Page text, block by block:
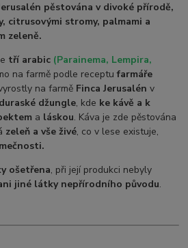
pěstována v divoké přírodě,
citrusovými stromy, palmami a
zeleně.
tří arabic (Parainema, Lempira,
na farmě podle receptufarmáře
na farmě Finca Jerusalén v
džungle, kde ke kávě a k
a láskou. Káva je zde pěstována
zeleň a vše živé, co v lese existuje,
ošetřena, při její produkci nebyly
jiné látky nepřírodního původu.